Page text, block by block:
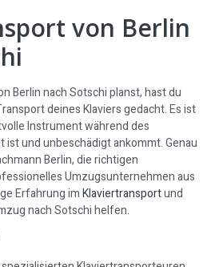
von Berlin
Berlin nach Sotschi planst, hast du
deines Klaviers gedacht. Es ist
Instrument während des
und unbeschädigt ankommt. Genau
Berlin, die richtigen
Umzugsunternehmen aus
Erfahrung imKlaviertransportund
nach Sotschi helfen.